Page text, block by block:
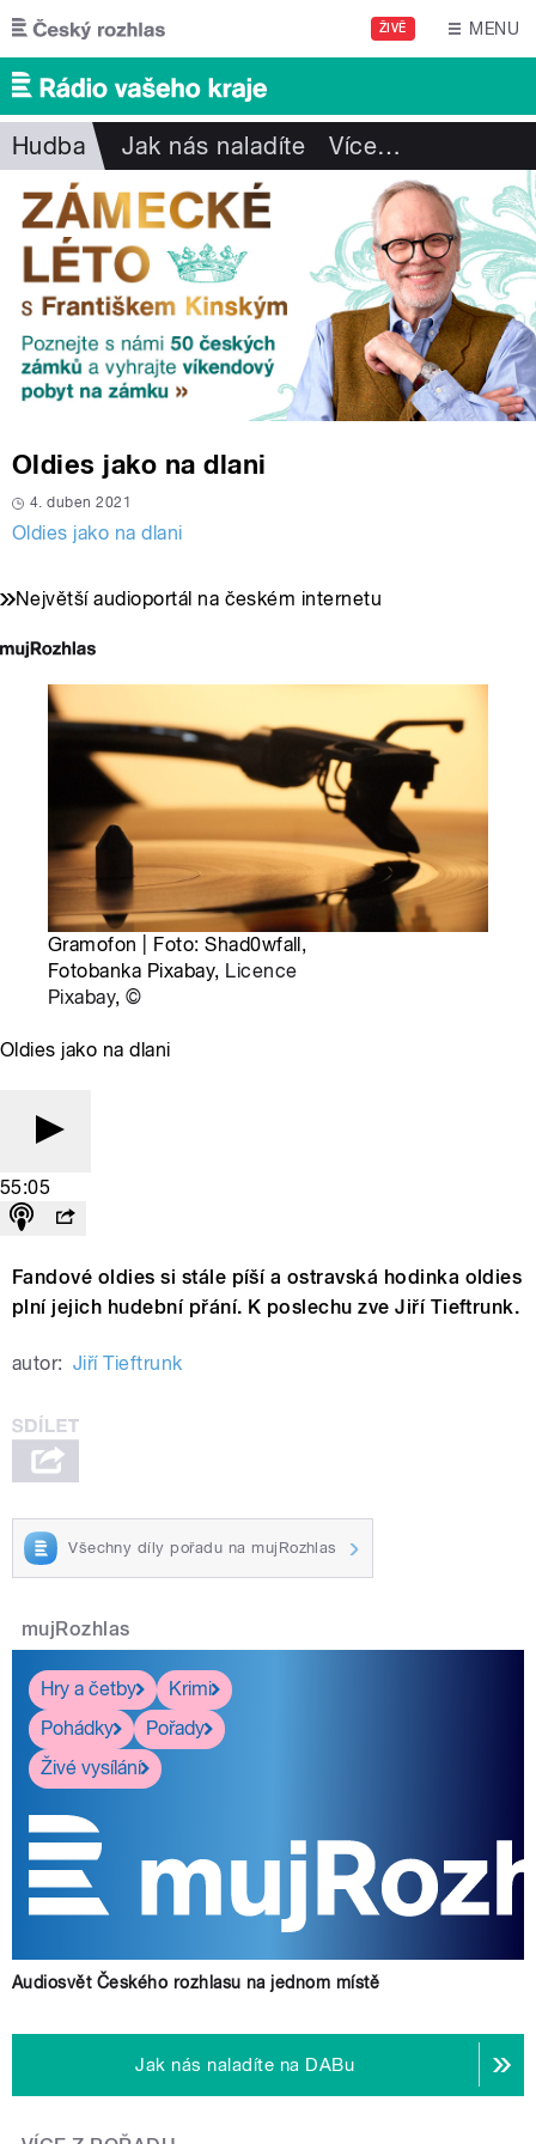
Přejít k hlavnímu obsahu
ŽIVĚ MENU
Hudba Jak nás naladíte Více…
Oldies jako na dlani
4. duben 2021
Oldies jako na dlani
Největší audioportál na českém internetu
Gramofon | Foto: Shad0wfall,
Fotobanka Pixabay, Licence
Pixabay,©
Oldies jako na dlani
55:05
Fandové oldies si stále píší a ostravská hodinka oldies
plní jejich hudební přání. K poslechu zve Jiří Tieftrunk.
autor: Jiří Tieftrunk
Všechny díly pořadu na mujRozhlas
mujRozhlas
Hry a četby
Krimi
Pohádky
Pořady
Živé vysílání
Audiosvět Českého rozhlasu na jednom místě
Jak nás naladíte na DABu